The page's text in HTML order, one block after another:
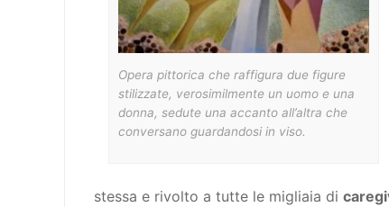
Opera pittorica che raffigura due figure
stilizzate, verosimilmente un uomo e una
donna, sedute una accanto all’altra che
conversano guardandosi in viso.
stessa e rivolto a tutte le migliaia di